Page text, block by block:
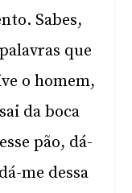
Sabes,
que
o homem,
da boca
pão, dá-
me dessa